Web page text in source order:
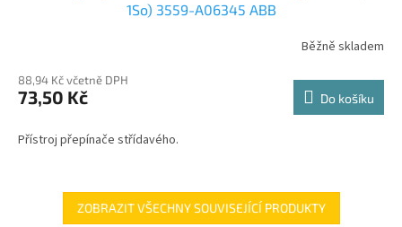
1So) 3559-A06345 ABB
Běžně skladem
88,94 Kč včetně DPH
73,50 Kč Do košíku
Přístroj přepínače střídavého.
ZOBRAZIT VŠECHNY SOUVISEJÍCÍ PRODUKTY